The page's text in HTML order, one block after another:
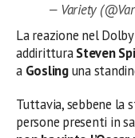
— Variety
La reazione nel
addiritturaSteven
a Goslinguna
Tuttavia, sebbene la
persone presenti in